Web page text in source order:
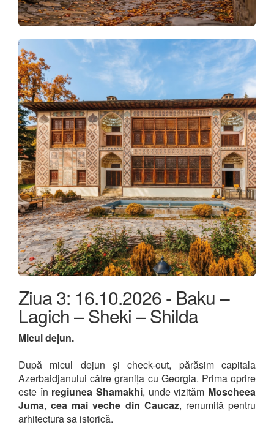
Ziua 3: 16.10.2026 - Baku –
Lagich – Sheki – Shilda
Micul dejun.
După micul dejun și check-out, părăsim capitala
Azerbaidjanului către granița cu Georgia. Prima oprire
este în regiunea Shamakhi, unde vizităm Moscheea
Juma,cea mai veche din Caucaz, renumită pentru
arhitectura sa istorică.